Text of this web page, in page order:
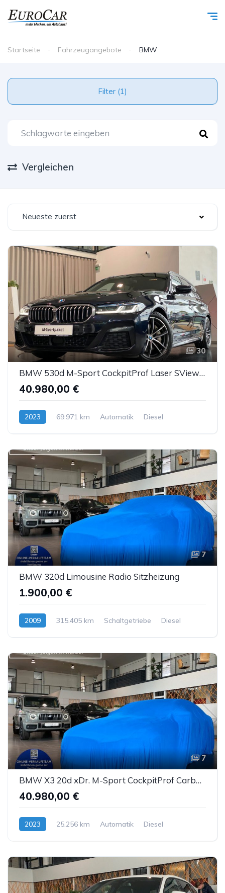
Startseite Fahrzeugangebote BMW
Filter (1)
Vergleichen
Neueste zuerst
30
BMW 530d M-Sport CockpitProf Laser SView HUD H&K ACC
40.980,00 €
2023 69.971 km Automatik Diesel
7
BMW 320d Limousine Radio Sitzheizung
1.900,00 €
2009 315.405 km Schaltgetriebe Diesel
7
BMW X3 20d xDr. M-Sport CockpitProf Carbon Sthz LED
40.980,00 €
2023 25.256 km Automatik Diesel